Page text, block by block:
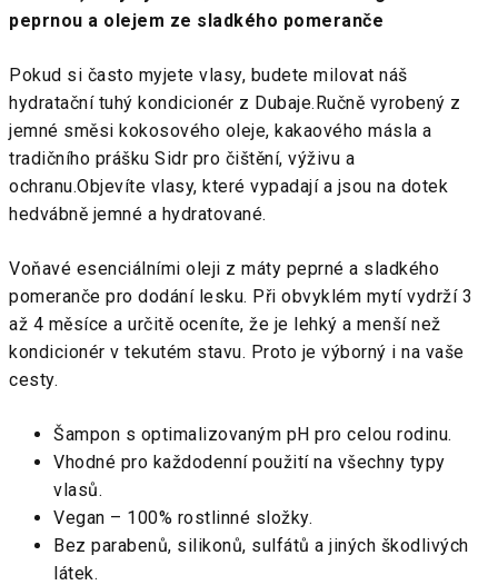
peprnou a olejem ze sladkého pomeranče
Pokud si často myjete vlasy, budete milovat náš
hydratační tuhý kondicionér z Dubaje.Ručně vyrobený z
jemné směsi kokosového oleje, kakaového másla a
tradičního prášku Sidr pro čištění, výživu a
ochranu.Objevíte vlasy, které vypadají a jsou na dotek
hedvábně jemné a hydratované.
Voňavé esenciálními oleji z máty peprné a sladkého
pomeranče pro dodání lesku. Při obvyklém mytí vydrží 3
až 4 měsíce a určitě oceníte, že je lehký a menší než
kondicionér v tekutém stavu. Proto je výborný i na vaše
cesty.
Šampon s optimalizovaným pH pro celou rodinu.
Vhodné pro každodenní použití na všechny typy
vlasů.
Vegan – 100% rostlinné složky.
Bez parabenů, silikonů, sulfátů a jiných škodlivých
látek.